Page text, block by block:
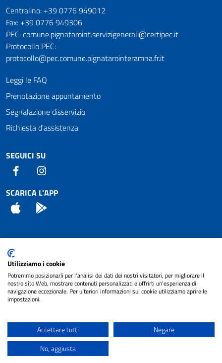
Numeri utili
Centralino: +39 0776 949012
Fax: +39 0776 949306
PEC: comune.pignataroint.servizigenerali@certipec.it
Protocollo PEC:
protocollo@pec.comune.pignatarointeramna.fr.it
Leggi le FAQ
Prenotazione appuntamento
Segnalazione disservizio
Richiesta d'assistenza
SEGUICI SU
Facebook
SCARICA L'APP
App Store
Attuazione Misure PNRR
Piano di miglioramento del sito
Note legali
Accessibilità
cura diNET SMART
Utilizziamo i cookie
Potremmo posizionarli per l'analisi dei dati dei nostri visitatori, per migliorare il
nostro sito Web, mostrare contenuti personalizzati e offrirti un'esperienza di
navigazione eccezionale. Per ulteriori informazioni sui cookie utilizziamo aprire le
impostazioni.
Accettare tutti
Negare
No, aggiusta